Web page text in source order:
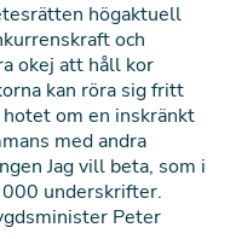
högaktuell
och
okej att håll kor
kan röra sig fritt
om en inskränkt
med andra
Jag vill beta, som i
underskrifter.
Peter